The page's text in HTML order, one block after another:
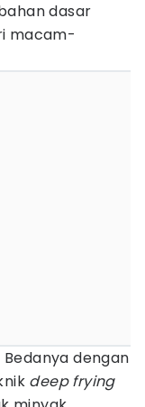
dasar
macam-
Bedanya dengan
deep frying